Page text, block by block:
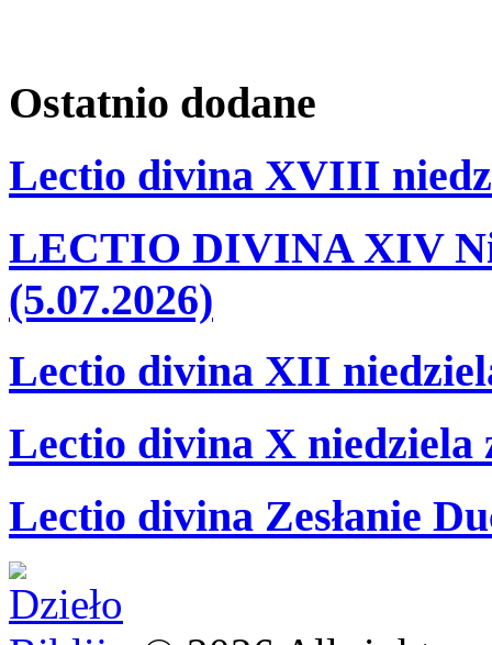
Ostatnio dodane
Lectio divina XVIII
LECTIO DIVINA XIV
(5.07.2026)
Lectio divina XII
Lectio divina X niedziela
Lectio divina Zesłanie